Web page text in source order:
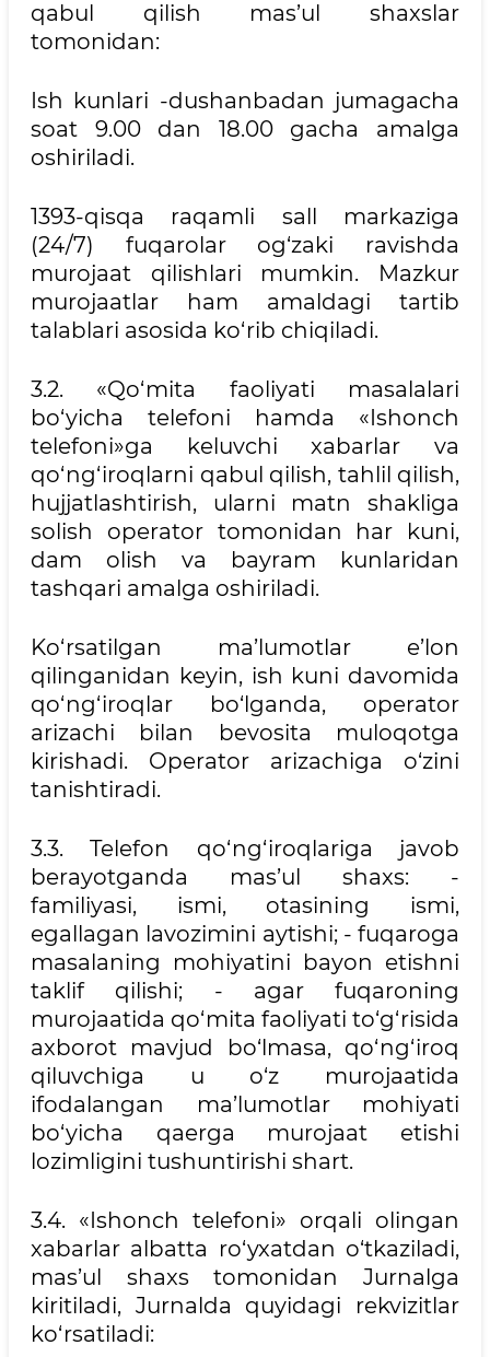
qabul qilish mas’ul shaxslar
tomonidan:
Ish kunlari -dushanbadan jumagacha
soat 9.00 dan 18.00 gacha amalga
oshiriladi.
1393-qisqa raqamli sall markaziga
(24/7) fuqarolar og‘zaki ravishda
murojaat qilishlari mumkin. Mazkur
murojaatlar ham amaldagi tartib
talablari asosida ko‘rib chiqiladi.
3.2. «Qo‘mita faoliyati masalalari
bo‘yicha telefoni hamda «Ishonch
telefoni»ga keluvchi xabarlar va
qo‘ng‘iroqlarni qabul qilish, tahlil qilish,
hujjatlashtirish, ularni matn shakliga
solish operator tomonidan har kuni,
dam olish va bayram kunlaridan
tashqari amalga oshiriladi.
Ko‘rsatilgan ma’lumotlar e’lon
qilinganidan keyin, ish kuni davomida
qo‘ng‘iroqlar bo‘lganda, operator
arizachi bilan bevosita muloqotga
kirishadi. Operator arizachiga o‘zini
tanishtiradi.
3.3. Telefon qo‘ng‘iroqlariga javob
berayotganda mas’ul shaxs: -
familiyasi, ismi, otasining ismi,
egallagan lavozimini aytishi; - fuqaroga
masalaning mohiyatini bayon etishni
taklif qilishi; - agar fuqaroning
murojaatida qo‘mita faoliyati to‘g‘risida
axborot mavjud bo‘lmasa, qo‘ng‘iroq
qiluvchiga u o‘z murojaatida
ifodalangan ma’lumotlar mohiyati
bo‘yicha qaerga murojaat etishi
lozimligini tushuntirishi shart.
3.4. «Ishonch telefoni» orqali olingan
xabarlar albatta ro‘yxatdan o‘tkaziladi,
mas’ul shaxs tomonidan Jurnalga
kiritiladi, Jurnalda quyidagi rekvizitlar
ko‘rsatiladi: